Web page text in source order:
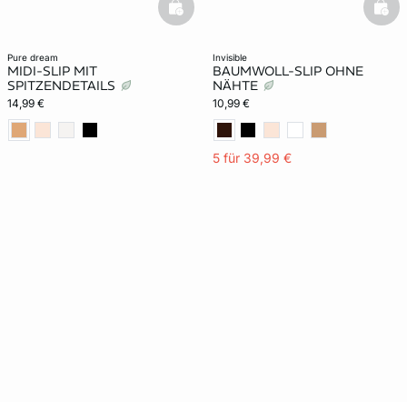
pure dream
MIDI-SLIP MIT
SPITZENDETAILS
14,99 €
basketfull
invisible
BAUMWOLL-SLIP OHNE
NÄHTE
10,99 €
5 für 39,99 €